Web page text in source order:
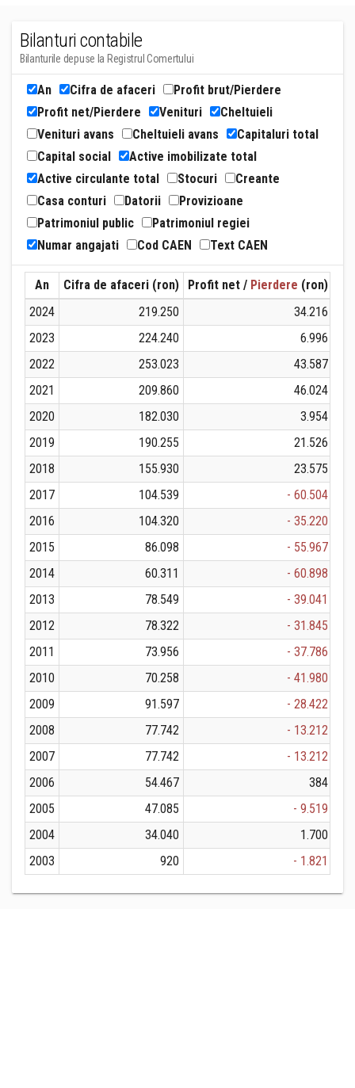
Bilanturi contabile
Bilanturile depuse la Registrul Comertului
An Cifra de afaceri
Profit brut/Pierdere
Profit net/Pierdere
Venituri
Cheltuieli
Venituri avans
Cheltuieli avans
Capitaluri total
Capital social
Active imobilizate total
Active circulante total
Stocuri
Creante
Casa conturi
Datorii
Provizioane
Patrimoniul public
Patrimoniul regiei
Numar angajati
Cod CAEN Text CAEN
An Cifra de afaceri (ron) Profit net / Pierdere (ron)
2024
219.250
34.216
2023
224.240
6.996
2022
253.023
43.587
2021
209.860
46.024
2020
182.030
3.954
2019
190.255
21.526
2018
155.930
23.575
2017
104.539
- 60.504
2016
104.320
- 35.220
2015
86.098
- 55.967
2014
60.311
- 60.898
2013
78.549
- 39.041
2012
78.322
- 31.845
2011
73.956
- 37.786
2010
70.258
- 41.980
2009
91.597
- 28.422
2008
77.742
- 13.212
2007
77.742
- 13.212
2006
54.467
384
2005
47.085
- 9.519
2004
34.040
1.700
2003
920 - 1.821